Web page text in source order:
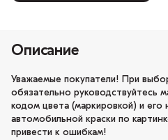
Описание
Уважаемые покупатели! При
обязательно руководствуйтесь
кодом цвета (маркировкой) и его
автомобильной краски по
привести к ошибкам!